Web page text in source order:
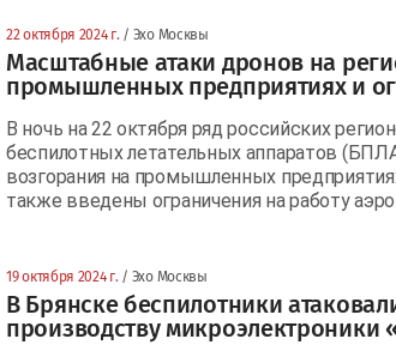
22 октября 2024 г. / Эхо Москвы
Масштабные атаки дронов на
промышленных предприятиях и
В ночь на 22 октября ряд российских
беспилотных летательных аппаратов
возгорания на промышленных
также введены ограничения на работу
19 октября 2024 г. / Эхо Москвы
В Брянске беспилотники
производству микроэлектроники